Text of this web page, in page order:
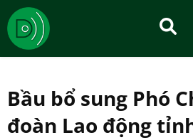
Bầu bổ sung Phó
đoàn Lao động